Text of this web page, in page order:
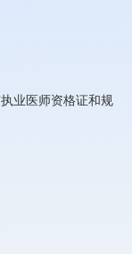
业医师资格证和规